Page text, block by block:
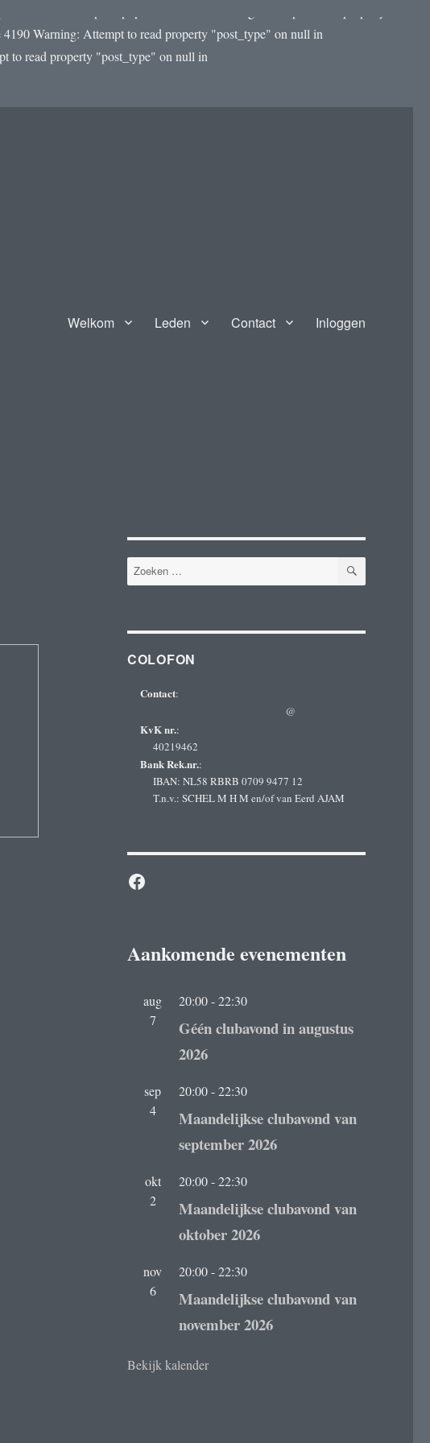
4190Warning: Attempt to read property "post_type" on null in
to read property "post_type" on null in
Welkom Leden Contact Inloggen
Zoeken
naar:
ZOEKEN
COLOFON
Contact:
@
KvK nr.:
40219462
Bank Rek.nr.:
IBAN: NL58 RBRB 0709 9477 12
T.n.v.: SCHEL M H M en/of van Eerd AJAM
Facebook
Aankomende evenementen
aug
7
20:00-22:30
Géén clubavond in augustus
2026
sep
4
20:00-22:30
Maandelijkse clubavond van
september 2026
okt
2
20:00-22:30
Maandelijkse clubavond van
oktober 2026
nov
6
20:00-22:30
Maandelijkse clubavond van
november 2026
Bekijk kalender